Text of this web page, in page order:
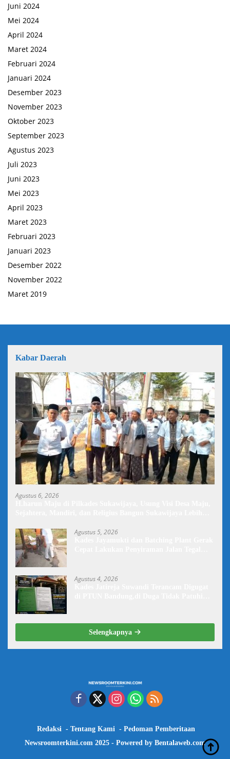
Juni 2024
Mei 2024
April 2024
Maret 2024
Februari 2024
Januari 2024
Desember 2023
November 2023
Oktober 2023
September 2023
Agustus 2023
Juli 2023
Juni 2023
Mei 2023
April 2023
Maret 2023
Februari 2023
Januari 2023
Desember 2022
November 2022
Maret 2019
Kabar Daerah
Agustus 6, 2026
Agustus 5, 2026
Agustus 4, 2026
Selengkapnya
Redaksi Tentang Kami
Pedoman Pemberitaan
Newsroomterkini.com 2025 - Powered by Bentalaweb.com